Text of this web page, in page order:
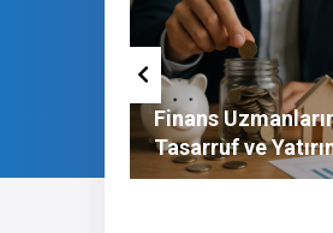
Finans
Tasarruf ve
Tavsiyeleri